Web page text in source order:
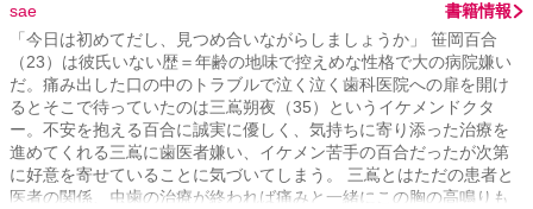
sae
書籍情報
「今日は初めてだし、見つめ合いながらしましょうか」 笹岡百合
（23）は彼氏いない歴＝年齢の地味で控えめな性格で大の病院嫌い
だ。痛み出した口の中のトラブルで泣く泣く歯科医院への扉を開け
るとそこで待っていたのは三嶌朔夜（35）というイケメンドクタ
ー。不安を抱える百合に誠実に優しく、気持ちに寄り添った治療を
進めてくれる三嶌に歯医者嫌い、イケメン苦手の百合だったが次第
に好意を寄せていることに気づいてしまう。 三嶌とはただの患者と
医者の関係、虫歯の治療が終われば痛みと一緒にこの胸の高鳴りも